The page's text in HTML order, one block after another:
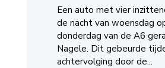
Een auto met vier
de nacht van woensdag
donderdag van de A6
Nagele. Dit gebeurde
achtervolging door de...